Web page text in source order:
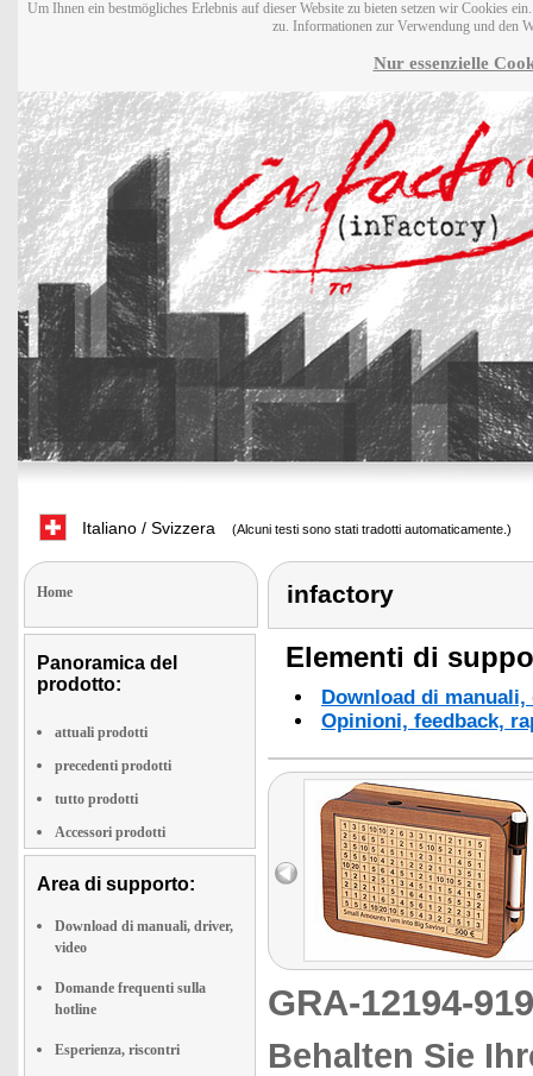
Um Ihnen ein bestmögliches Erlebnis auf dieser Website zu bieten setzen wir Cookies
zu. Informationen zur Verwendung und den
Nur essenzielle
Italiano / Svizzera (Alcuni testi sono stati tradotti automaticamente.)
Home
Panoramica del
prodotto:
attuali prodotti
precedenti prodotti
tutto prodotti
Accessori prodotti
Area di supporto:
Download di manuali, driver,
video
Domande frequenti sulla
hotline
Esperienza, riscontri
infactory
Elementi di
Download di
Opinioni, feedback,
GRA-12194-
Behalten Sie